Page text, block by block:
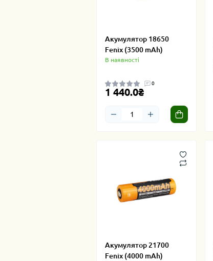
Акумулятор 18650
Fenix (3500 mAh)
В наявності
0
1 440.0₴
Акумулятор 21700
Fenix (4000 mAh)